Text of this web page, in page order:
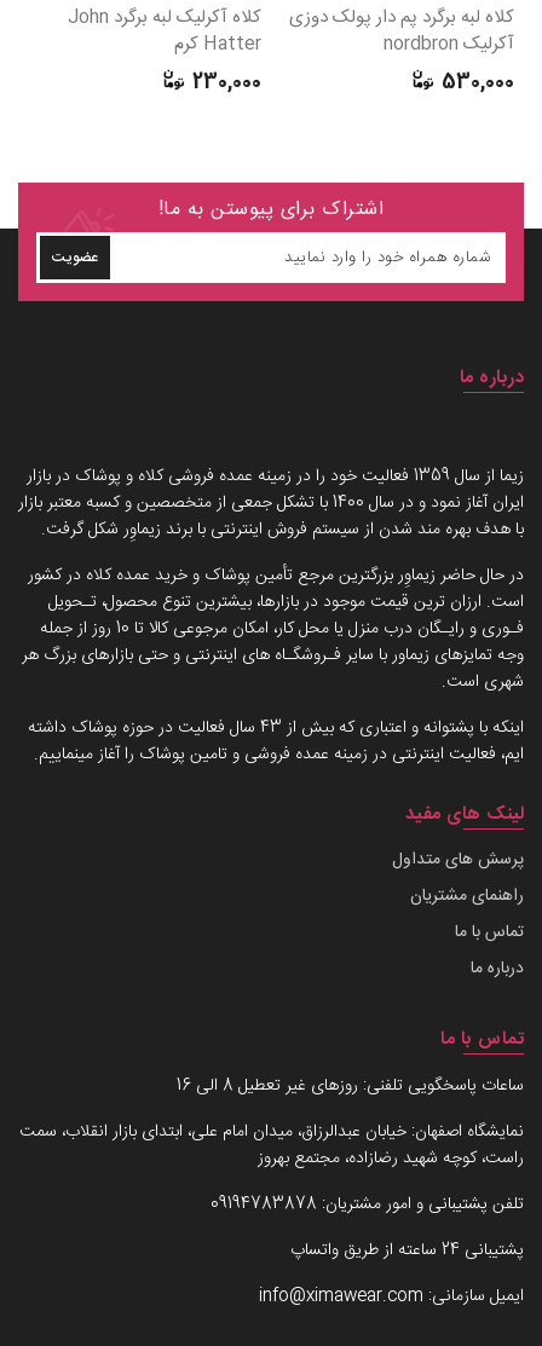
کلاه لبه برگرد پم دار پولک دوزی
آکرلیک nordbron
530,000
کلاه آکرلیک لبه برگرد John
Hatter کرم
230,000
اشتراک برای پیوستن به ما!
عضویت
درباره ما
زیما از سال 1359 فعالیت خود را در زمینه عمده فروشی کلاه و پوشاک در بازار
ایران آغاز نمود و در سال 1400 با تشکل جمعی از متخصصین و کسبه معتبر بازار
با هدف بهره مند شدن از سیستم فروش اینترنتی با برند زیماوِر شکل گرفت.
در حال حاضر زیماوِر بزرگترین مرجع تأمین پوشاک و خرید عمده کلاه در کشور
است. ارزان ترین قیمت موجود در بازارها، بیشترین تنوع محصول، تـحویل
فـوری و رایـگان درب منزل یا محل کار، امکان مرجوعی کالا تا 10 روز از جمله
وجه تمایزهای زیماور با سایر فـروشگـاه های اینترنتی و حتی بازارهای بزرگ هر
شهری است.
اینکه با پشتوانه و اعتباری که بیش از 43 سال فعالیت در حوزه پوشاک داشته
ایم، فعالیت اینترنتی در زمینه عمده فروشی و تامین پوشاک را آغاز مینماییم.
لینک های مفید
پرسش های متداول
راهنمای مشتریان
تماس با ما
درباره ما
تماس با ما
ساعات پاسخگویی تلفنی: روزهای غیر تعطیل 8 الی 16
نمایشگاه اصفهان: خیابان عبدالرزاق، میدان امام علی، ابتدای بازار انقلاب، سمت
راست، کوچه شهید رضازاده، مجتمع بهروز
تلفن پشتیبانی و امور مشتریان: 09194783878
پشتیبانی 24 ساعته از طریق واتساپ
ایمیل سازمانی: info@ximawear.com